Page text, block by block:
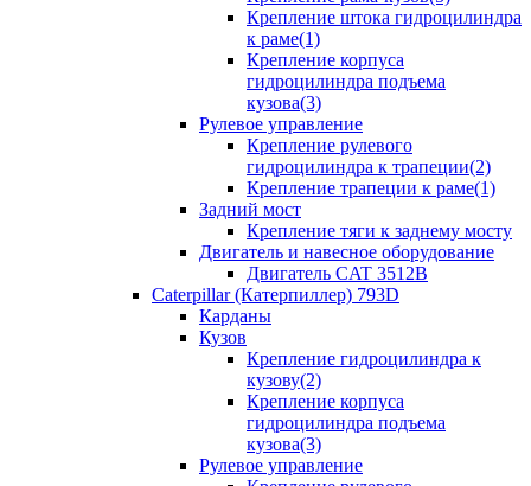
Крепление штока гидроцилиндра
к раме(1)
Крепление корпуса
гидроцилиндра подъема
кузова(3)
Рулевое управление
Крепление рулевого
гидроцилиндра к трапеции(2)
Крепление трапеции к раме(1)
Задний мост
Крепление тяги к заднему мосту
Двигатель и навесное оборудование
Двигатель CAT 3512B
Caterpillar (Катерпиллер) 793D
Карданы
Кузов
Крепление гидроцилиндра к
кузову(2)
Крепление корпуса
гидроцилиндра подъема
кузова(3)
Рулевое управление